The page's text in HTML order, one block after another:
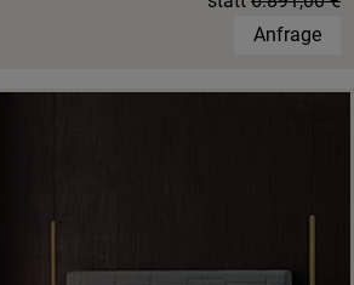
Anfrage